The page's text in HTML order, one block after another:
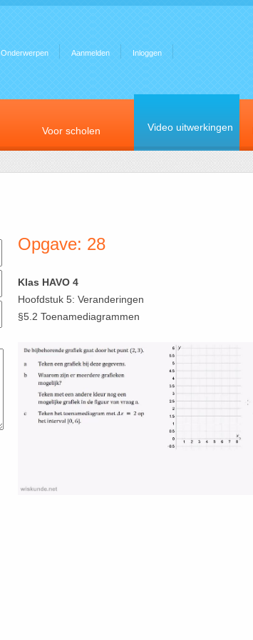
Onderwerpen Aanmelden Inloggen
Voor scholen Video uitwerkingen
Opgave: 28
Klas HAVO 4
Hoofdstuk 5: Veranderingen
§5.2 Toenamediagrammen